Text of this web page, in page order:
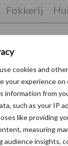
use cookies and
your experience
information from
such as your IP
like providing
measuring
audience insights,
Fokkerij
Toon meer